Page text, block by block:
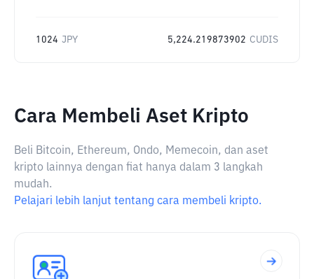
1024 JPY 5,224.219873902 CUDIS
Cara Membeli Aset Kripto
Beli Bitcoin, Ethereum, Ondo, Memecoin, dan aset
kripto lainnya dengan fiat hanya dalam 3 langkah
mudah.
Pelajari lebih lanjut tentang cara membeli kripto.